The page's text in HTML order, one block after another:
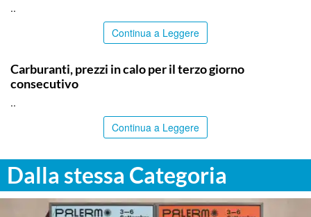
..
Continua a Leggere
Carburanti, prezzi in calo per il terzo giorno
consecutivo
..
Continua a Leggere
Dalla stessa Categoria